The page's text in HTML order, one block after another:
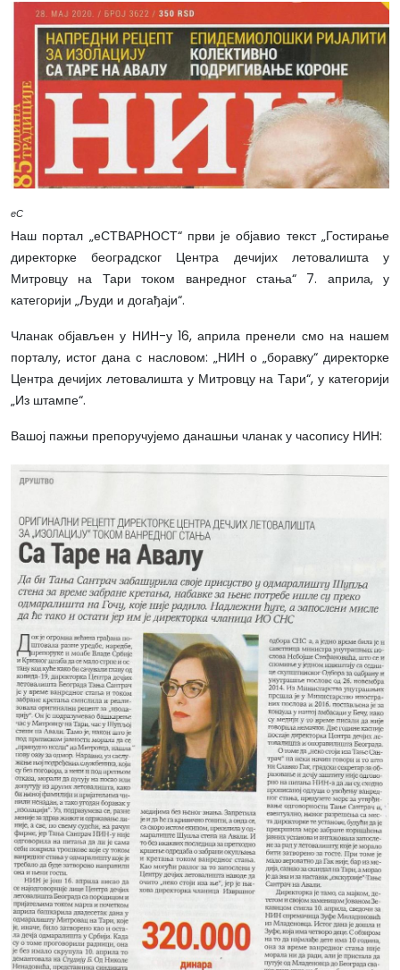
еС
Наш портал „еСТВАРНОСТ“ први је објавио текст „Гостирање
директорке београдског Центра дечијих летовалишта у
Митровцу на Тари током ванредног стања“ 7. априла, у
категорији „Људи и догађаји“.
Чланак објављен у НИН-у 16, априла пренели смо на нашем
порталу, истог дана с насловом: „НИН о „боравку“ директорке
Центра дечијих летовалишта у Митровцу на Тари“, у категорији
„Из штампе“.
Вашој пажњи препоручујемо данашњи чланак у часопису НИН: